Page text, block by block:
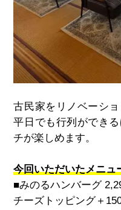
古民家をリノベーシ
平日でも行列ができ
チが楽しめます。
今回いただいたメニュ
■みのるハンバーグ
チーズトッピング＋